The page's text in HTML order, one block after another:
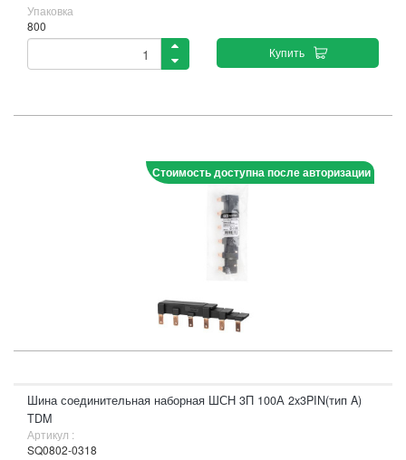
Упаковка
800
Купить
Стоимость доступна после авторизации
Шина соединительная наборная ШСН 3П 100А 2x3PIN(тип A)
TDM
Артикул :
SQ0802-0318